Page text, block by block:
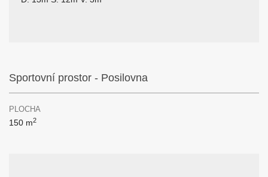
Sportovní prostor - Posilovna
PLOCHA
150 m2